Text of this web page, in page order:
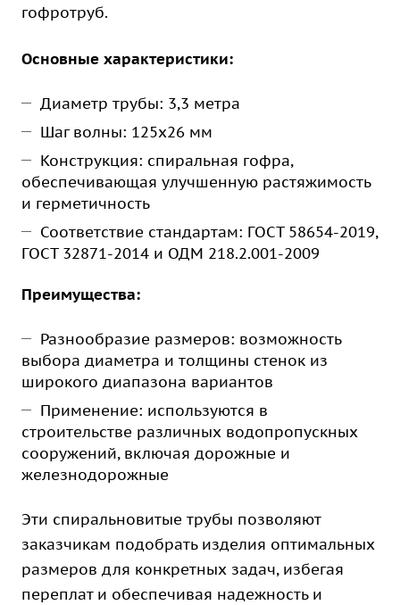
гофротруб.
Основные характеристики:
Диаметр трубы: 3,3 метра
Шаг волны: 125х26 мм
Конструкция: спиральная гофра,
обеспечивающая улучшенную растяжимость
и герметичность
Соответствие стандартам: ГОСТ 58654-2019,
ГОСТ 32871-2014 и ОДМ 218.2.001-2009
Преимущества:
Разнообразие размеров: возможность
выбора диаметра и толщины стенок из
широкого диапазона вариантов
Применение: используются в
строительстве различных водопропускных
сооружений, включая дорожные и
железнодорожные
Эти спиральновитые трубы позволяют
заказчикам подобрать изделия оптимальных
размеров для конкретных задач, избегая
переплат и обеспечивая надежность и